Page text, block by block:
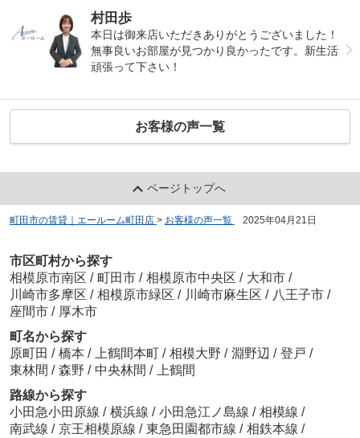
村田歩
本日は御来店いただきありがとうございました！
無事良いお部屋が見つかり良かったです。新生活
頑張って下さい！
お客様の声一覧
ページトップへ
町田市の賃貸｜エールーム町田店 > お客様の声一覧 2025年04月21日
市区町村から探す
相模原市南区 / 町田市 / 相模原市中央区 / 大和市 /
川崎市多摩区 / 相模原市緑区 / 川崎市麻生区 / 八王子市 /
座間市 / 厚木市
町名から探す
原町田 / 橋本 / 上鶴間本町 / 相模大野 / 淵野辺 / 登戸 /
東林間 / 森野 / 中央林間 /
上鶴間
路線から探す
小田急小田原線 / 横浜線 / 小田急江ノ島線 / 相模線 /
南武線 / 京王相模原線 / 東急田園都市線 / 相鉄本線 /